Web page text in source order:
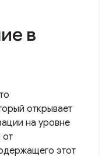
в
открывает
на уровне
от
этот